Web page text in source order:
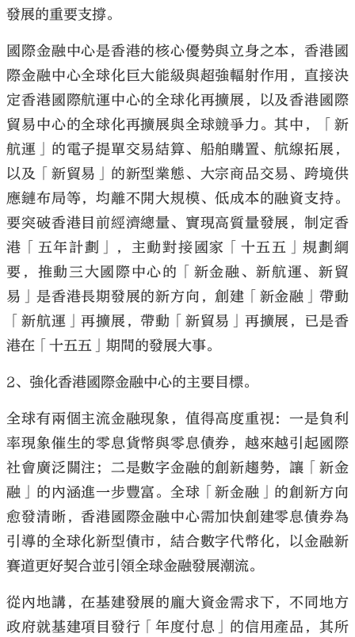
發展的重要支撐。
國際金融中心是香港的核心優勢與立身之本，香港國
際金融中心全球化巨大能級與超強輻射作用，直接決
定香港國際航運中心的全球化再擴展，以及香港國際
貿易中心的全球化再擴展與全球競爭力。其中，「新
航運」的電子提單交易結算、船舶購置、航線拓展，
以及「新貿易」的新型業態、大宗商品交易、跨境供
應鏈布局等，均離不開大規模、低成本的融資支持。
要突破香港目前經濟總量、實現高質量發展，制定香
港「五年計劃」，主動對接國家「十五五」規劃綱
要，推動三大國際中心的「新金融、新航運、新貿
易」是香港長期發展的新方向，創建「新金融」帶動
「新航運」再擴展，帶動「新貿易」再擴展，已是香
港在「十五五」期間的發展大事。
2、強化香港國際金融中心的主要目標。
全球有兩個主流金融現象，值得高度重視：一是負利
率現象催生的零息貨幣與零息債券，越來越引起國際
社會廣泛關注；二是數字金融的創新趨勢，讓「新金
融」的內涵進一步豐富。全球「新金融」的創新方向
愈發清晰，香港國際金融中心需加快創建零息債券為
引導的全球化新型債市，結合數字代幣化，以金融新
賽道更好契合並引領全球金融發展潮流。
從內地講，在基建發展的龐大資金需求下，不同地方
政府就基建項目發行「年度付息」的信用產品，其所